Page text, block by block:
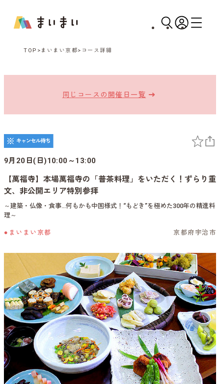
TOP まいまい京都 コース詳細
同じコースの開催日一覧
9月20日(日)10:00～13:00
【萬福寺】本場萬福寺の「普茶料理」をいただく！ずらり重
文、非公開エリア特別参拝
～建築・仏像・食事…何もかも中国様式！“もどき”を極めた300年の精進料
理～
●まいまい京都 京都府宇治市